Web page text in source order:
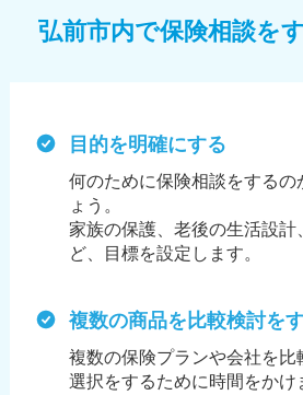
弘前市内で保険相談を
目的を明確にする
何のために保険相談をするの
ょう。
家族の保護、老後の生活設計
ど、目標を設定します。
複数の商品を比較検討を
複数の保険プランや会社を比
選択をするために時間をかけ